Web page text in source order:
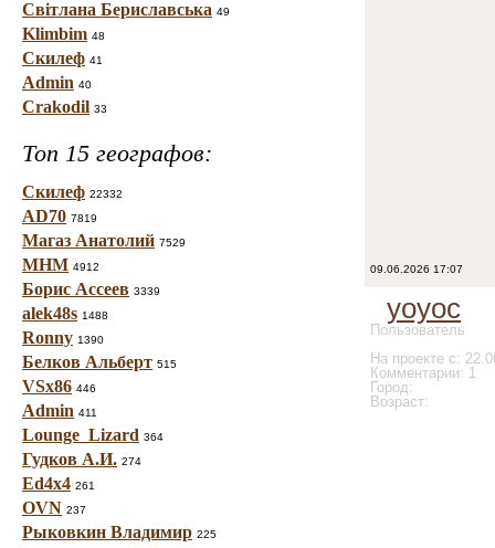
Світлана Бериславська 49
Klimbim 48
Скилеф 41
Admin 40
Crakodil 33
Топ 15 географов:
Скилеф 22332
AD70 7819
Магаз Анатолий 7529
МНМ 4912
Борис Ассеев 3339
alek48s 1488
Ronny 1390
Белков Альберт 515
VSx86 446
Admin 411
Lounge_Lizard 364
Гудков А.И. 274
Ed4x4 261
OVN 237
Рыковкин Владимир 225
09.06.2026 17:07
yoyoc
Пользователь
На проекте с:
Комментарии: 1
Город:
Возраст: